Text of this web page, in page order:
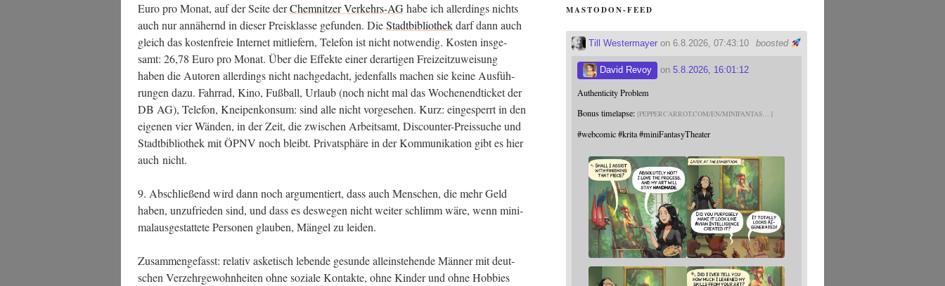
Euro pro Monat, auf der Sei­te derChem­nit­zer Ver­kehrs-AGhabe ich aller­dings nichts
auch nur annä­hernd in die­ser Preis­klas­se gefun­den. DieStadt­bi­blio­thekdarf dann auch
gleich das kos­ten­freie Inter­net mit­lie­fern, Tele­fon ist nicht not­wen­dig. Kos­ten ins­ge­
samt: 26,78 Euro pro Monat. Über die Effek­te einer der­ar­ti­gen Frei­zeit­zu­wei­sung
haben die Autoren aller­dings nicht nach­ge­dacht, jeden­falls machen sie kei­ne Aus­füh­
run­gen dazu. Fahr­rad, Kino, Fuß­ball, Urlaub (noch nicht mal das Wochen­end­ti­cket der
DB AG), Tele­fon, Knei­pen­kon­sum: sind alle nicht vor­ge­se­hen. Kurz: ein­ge­sperrt in den
eige­nen vier Wän­den, in der Zeit, die zwi­schen Arbeits­amt, Dis­coun­ter-Preis­su­che und
Stadt­bi­blio­thek mit ÖPNV noch bleibt. Pri­vat­sphä­re in der Kom­mu­ni­ka­ti­on gibt es hier
auch nicht.
9. Abschlie­ßend wird dann noch argu­men­tiert, dass auch Men­schen, die mehr Geld
haben, unzu­frie­den sind, und dass es des­we­gen nicht wei­ter schlimm wäre, wenn mini­
mal­aus­ge­stat­te­te Per­so­nen glau­ben, Män­gel zu leiden.
Zusam­men­ge­fasst: rela­tiv aske­tisch leben­de gesun­de allein­ste­hen­de Män­ner mit deut­
schen Ver­zehr­ge­wohn­hei­ten ohne sozia­le Kon­tak­te, ohne Kin­der und ohne Hob­bies
MASTODON-FEED
boosted
Till Westermayer on 6.8.2026, 07:43:10
David Revoy on5.8.2026, 16:01:12
Authenticity Problem
Bonus timelapse: PEPPERCARROT.COM/EN/MINIFANTAS
#webcomic #krita #miniFantasyTheater